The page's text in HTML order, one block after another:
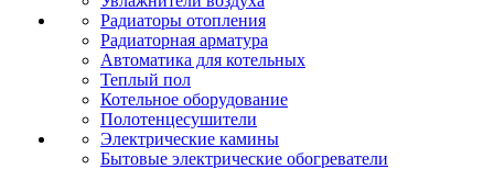
Радиаторы отопления
Радиаторная арматура
Автоматика для котельных
Теплый пол
Котельное оборудование
Полотенцесушители
Электрические камины
Бытовые электрические обогреватели